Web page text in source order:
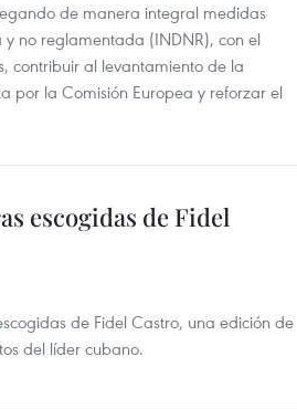
de manera integral medidas
no reglamentada (INDNR), con el
contribuir al levantamiento de la
por la Comisión Europea y reforzar el
escogidas de Fidel
de Fidel Castro, una edición de
del líder cubano.